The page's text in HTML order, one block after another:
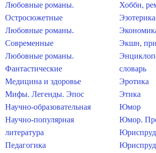
Любовные романы.
Остросюжетные
Любовные романы.
Современные
Любовные романы.
Фантастические
Медицина и здоровье
Мифы. Легенды. Эпос
Научно-образовательная
Научно-популярная
литература
Педагогика
Хобби,
Эзотерика
Экшн,
словарь
Эротика
Этика
Юмор
Юмор.